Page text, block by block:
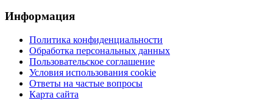
Информация
Политика конфиденциальности
Обработка персональных данных
Пользовательское соглашение
Условия использования cookie
Ответы на частые вопросы
Карта сайта